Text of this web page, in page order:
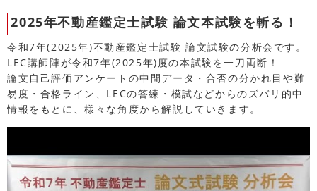
2025年不動産鑑定士試験 論文本試験を斬る！
令和7年(2025年)不動産鑑定士試験 論文試験の分析会です。
LEC講師陣が令和7年(2025年)度の本試験を一刀両断！
論文自己評価アンケートの中間データ・合否の分かれ目や難
易度・合格ライン、LECの答練・模試などからのズバリ的中
情報をもとに、様々な角度から解説していきます。